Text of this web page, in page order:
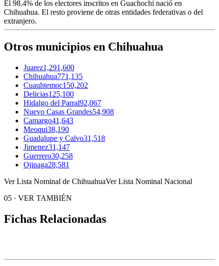
El 98.4% de los electores inscritos en Guachochi nació en
Chihuahua. El resto proviene de otras entidades federativas o del
extranjero.
Otros municipios en Chihuahua
Juarez1,291,600
Chihuahua771,135
Cuauhtemoc150,202
Delicias125,100
Hidalgo del Parral92,067
Nuevo Casas Grandes54,908
Camargo41,643
Meoqui38,190
Guadalupe y Calvo31,518
Jimenez31,147
Guerrero30,258
Ojinaga28,581
Ver Lista Nominal de ChihuahuaVer Lista Nominal Nacional
05 · VER TAMBIÉN
Fichas Relacionadas